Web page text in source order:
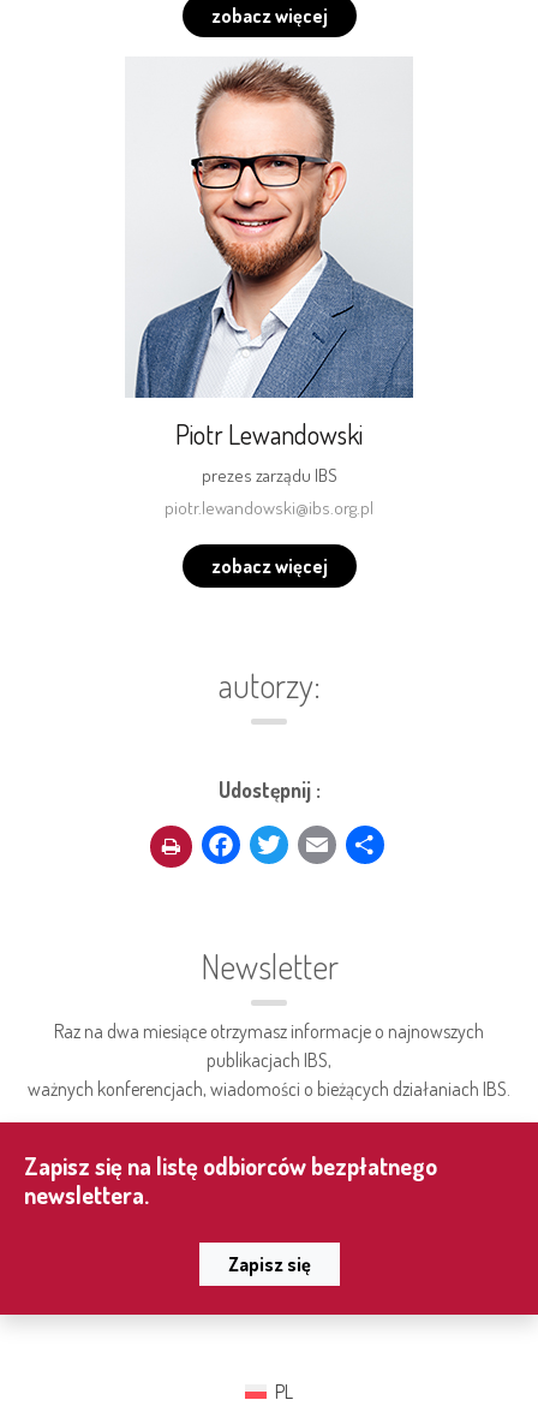
zobacz więcej
Piotr Lewandowski
prezes zarządu IBS
piotr.lewandowski@ibs.org.pl
zobacz więcej
autorzy:
Udostępnij :
Facebook
Twitter
Email
Newsletter
Raz na dwa miesiące otrzymasz informacje o najnowszych
publikacjach IBS,
ważnych konferencjach, wiadomości o bieżących działaniach IBS.
Zapisz się na listę odbiorców bezpłatnego
newslettera.
Zapisz się
PL